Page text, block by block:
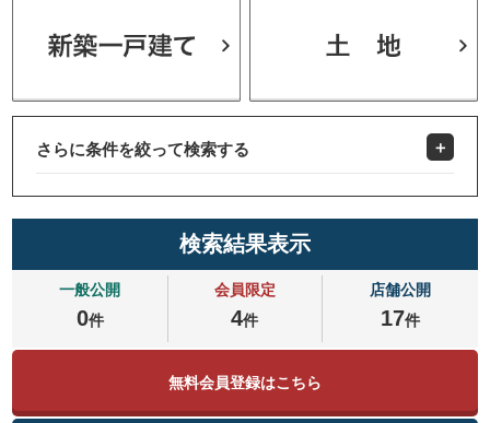
さらに条件を絞って検索する
検索結果表示
一般公開
0件
会員限定
4件
店舗公開
17件
無料会員登録はこちら